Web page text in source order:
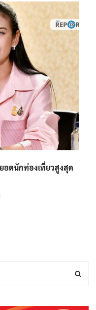
อดนักท่องเที่ยวสูงสุด